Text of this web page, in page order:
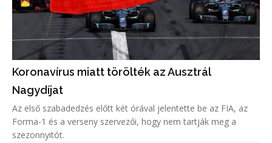
Koronavírus miatt törölték az Ausztrál
Nagydíjat
Az első szabadedzés előtt két órával jelentette be az FIA, az
Forma-1 és a verseny szervezői, hogy nem tartják meg a
szezonnyitót.